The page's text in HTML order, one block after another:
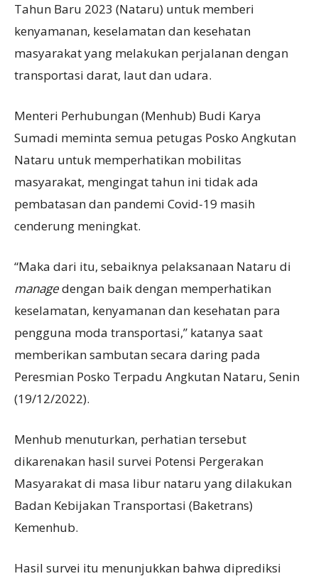
Tahun Baru 2023 (Nataru) untuk memberi
kenyamanan, keselamatan dan kesehatan
masyarakat yang melakukan perjalanan dengan
transportasi darat, laut dan udara.
Menteri Perhubungan (Menhub) Budi Karya
Sumadi meminta semua petugas Posko Angkutan
Nataru untuk memperhatikan mobilitas
masyarakat, mengingat tahun ini tidak ada
pembatasan dan pandemi Covid-19 masih
cenderung meningkat.
“Maka dari itu, sebaiknya pelaksanaan Nataru di
managedengan baik dengan memperhatikan
keselamatan, kenyamanan dan kesehatan para
pengguna moda transportasi,” katanya saat
memberikan sambutan secara daring pada
Peresmian Posko Terpadu Angkutan Nataru, Senin
(19/12/2022).
Menhub menuturkan, perhatian tersebut
dikarenakan hasil survei Potensi Pergerakan
Masyarakat di masa libur nataru yang dilakukan
Badan Kebijakan Transportasi (Baketrans)
Kemenhub.
Hasil survei itu menunjukkan bahwa diprediksi